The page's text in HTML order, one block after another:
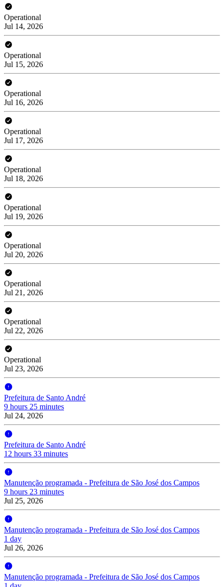
Operational
Jul 14, 2026
Operational
Jul 15, 2026
Operational
Jul 16, 2026
Operational
Jul 17, 2026
Operational
Jul 18, 2026
Operational
Jul 19, 2026
Operational
Jul 20, 2026
Operational
Jul 21, 2026
Operational
Jul 22, 2026
Operational
Jul 23, 2026
Prefeitura de Santo André
9 hours 25 minutes
Jul 24, 2026
Prefeitura de Santo André
12 hours 33 minutes
Manutenção programada - Prefeitura de São José dos Campos
9 hours 23 minutes
Jul 25, 2026
Manutenção programada - Prefeitura de São José dos Campos
1 day
Jul 26, 2026
Manutenção programada - Prefeitura de São José dos Campos